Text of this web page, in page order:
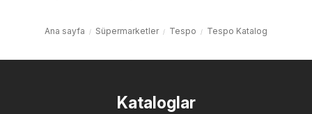
Ana sayfa Süpermarketler Tespo Tespo Katalog
Kataloglar